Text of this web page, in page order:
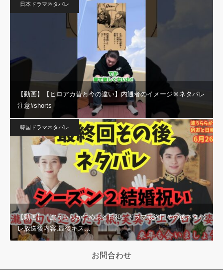
日本ドラマネタバレ
【動画】【ヒロアカ昔と今の違い】内通者のイメージ※ネタバレ
注意#shorts
韓国ドラマネタバレ
【動画】『波うららかにめおと日和』ドラマ最終回その後ネタバ
レ放送後内容,最後キス…
お問合わせ